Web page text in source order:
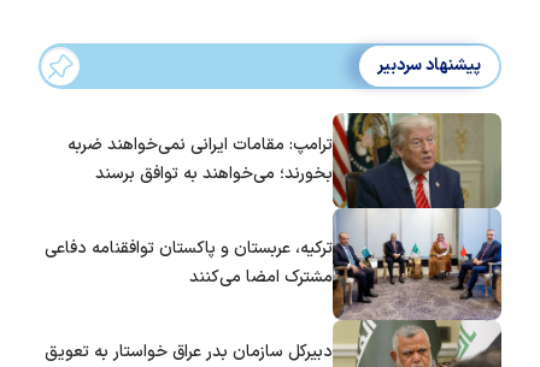
پیشنهاد سردبیر
ترامپ: مقامات ایرانی نمی‌خواهند ضربه
بخورند؛ می‌خواهند به توافق برسند
ترکیه، عربستان و پاکستان توافقنامه دفاعی
مشترک امضا می‌کنند
دبیرکل سازمان بدر عراق خواستار به تعویق